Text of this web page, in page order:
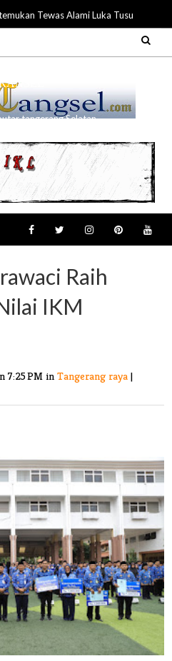
Tewas Alami Luka Tusuk di
tangerang Selatan
Raih
IKM
7:25 PM in Tangerang raya |